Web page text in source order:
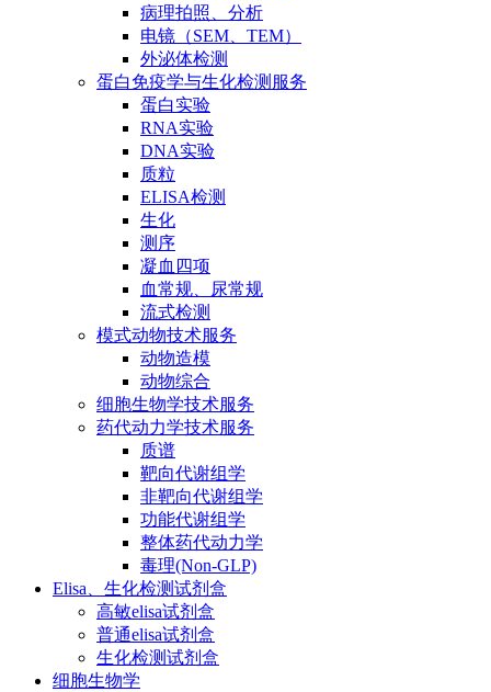
病理拍照、分析
电镜（SEM、TEM）
外泌体检测
蛋白免疫学与生化检测服务
蛋白实验
RNA实验
DNA实验
质粒
ELISA检测
生化
测序
凝血四项
血常规、尿常规
流式检测
模式动物技术服务
动物造模
动物综合
细胞生物学技术服务
药代动力学技术服务
质谱
靶向代谢组学
非靶向代谢组学
功能代谢组学
整体药代动力学
毒理(Non-GLP)
Elisa、生化检测试剂盒
高敏elisa试剂盒
普通elisa试剂盒
生化检测试剂盒
细胞生物学